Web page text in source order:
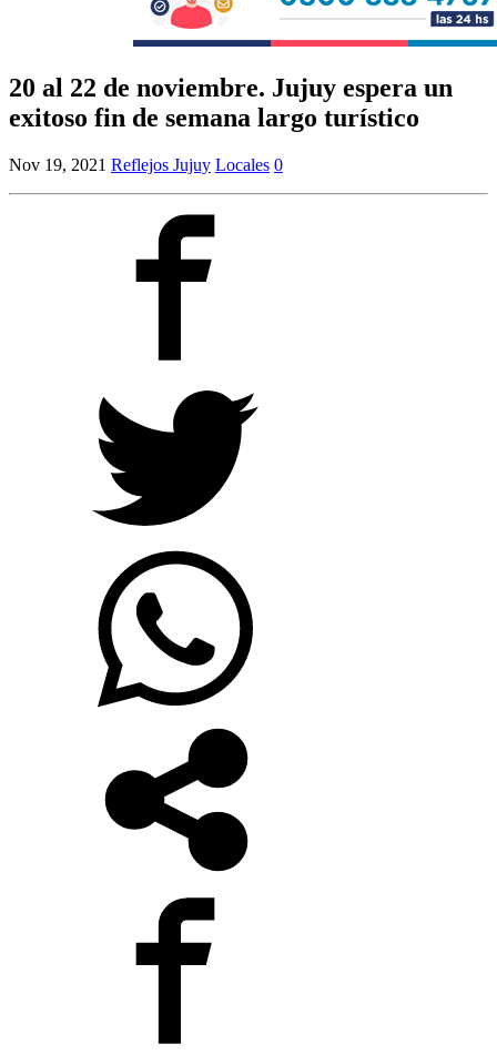
20 al 22 de noviembre. Jujuy espera un
exitoso fin de semana largo turístico
Nov 19, 2021 Reflejos Jujuy Locales 0